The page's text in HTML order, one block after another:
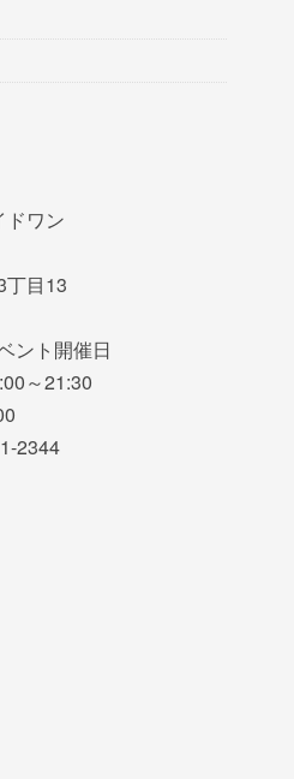
ドワン
丁目13
ント開催日
～21:30
2344